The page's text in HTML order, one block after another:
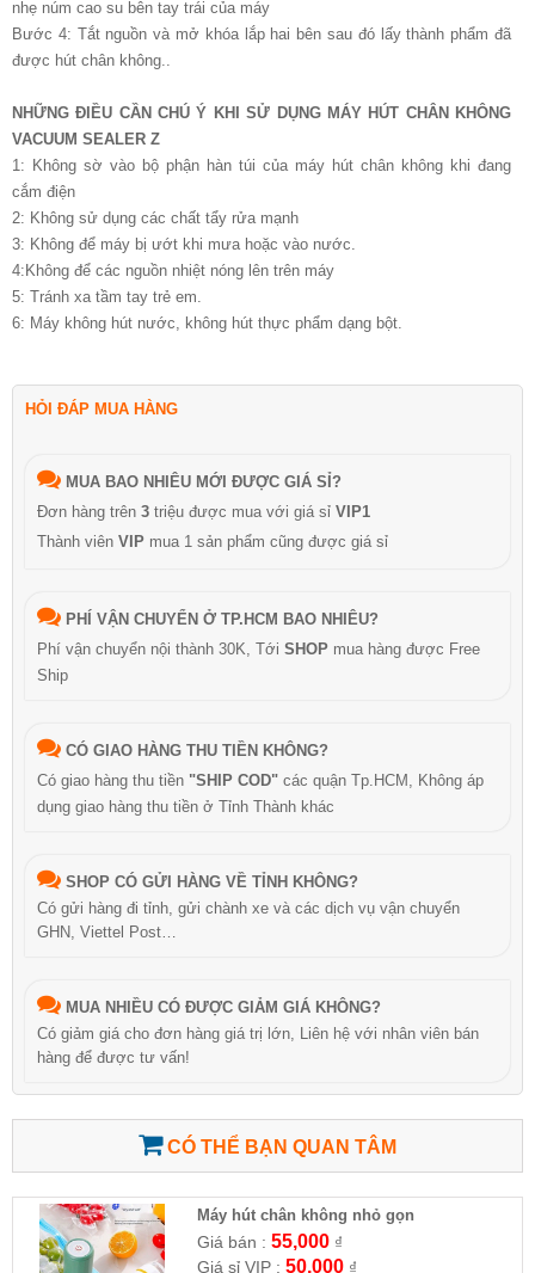
nhẹ núm cao su bên tay trái của máy
Bước 4: Tắt nguồn và mở khóa lắp hai bên sau đó lấy thành phẩm đã
được hút chân không..
NHỮNG ĐIỀU CẦN CHÚ Ý KHI SỬ DỤNG MÁY HÚT CHÂN KHÔNG
VACUUM SEALER Z
1: Không sờ vào bộ phận hàn túi của máy hút chân không khi đang
cắm điện
2: Không sử dụng các chất tẩy rửa mạnh
3: Không để máy bị ướt khi mưa hoặc vào nước.
4:Không để các nguồn nhiệt nóng lên trên máy
5: Tránh xa tầm tay trẻ em.
6: Máy không hút nước, không hút thực phẩm dạng bột.
HỎI ĐÁP MUA HÀNG
MUA BAO NHIÊU MỚI ĐƯỢC GIÁ SỈ?
Đơn hàng trên 3 triệu được mua với giá sỉ VIP1
Thành viên VIP mua 1 sản phẩm cũng được giá sỉ
PHÍ VẬN CHUYỂN Ở TP.HCM BAO NHIÊU?
Phí vận chuyển nội thành 30K, Tới SHOP mua hàng được Free
Ship
CÓ GIAO HÀNG THU TIỀN KHÔNG?
Có giao hàng thu tiền "SHIP COD" các quận Tp.HCM, Không áp
dụng giao hàng thu tiền ở Tỉnh Thành khác
SHOP CÓ GỬI HÀNG VỀ TỈNH KHÔNG?
Có gửi hàng đi tỉnh, gửi chành xe và các dịch vụ vận chuyển
GHN, Viettel Post…
MUA NHIỀU CÓ ĐƯỢC GIẢM GIÁ KHÔNG?
Có giảm giá cho đơn hàng giá trị lớn, Liên hệ với nhân viên bán
hàng để được tư vấn!
CÓ THỂ BẠN QUAN TÂM
Máy hút chân không nhỏ gọn
Giá bán : 55,000₫
Giá sỉ VIP : 50,000₫